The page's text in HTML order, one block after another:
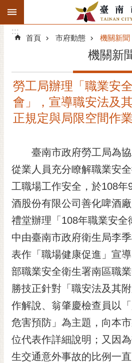
跳到主要內容區塊
搜
階
精彩府城
市府動態
市政資訊
市民互動
黃
偉
哲
光
花
桐
花
祭
:::
:::
首頁 市府動態 機關新聞
機關新
勞工局辦理「職業安
會」，宣導職安法及
正規定與局限空間作
臺南市政府勞工局為協
從業人員充分瞭解職業安
工職場工作安全，於108年
酒股份有限公司善化啤酒
禮堂辦理「108年職業安全
中由臺南市政府衛生局李
表作「職場健康促進」宣
部職業安全衛生署南區職
勝技正針對「職安法及其
作解說、翁肇慶檢查員以
危害預防」為主題，向本
位代表作詳細說明；又因
生交通意外事故的比例一